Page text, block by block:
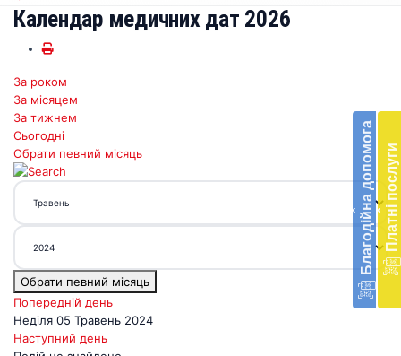
‹ Благодійна допомогав
‹ Платні послуги
Календар медичних дат 2026
За роком
За місяцем
За тижнем
Сьогодні
Обрати певний місяць
Обрати певний місяць
Попередній день
Неділя 05 Травень 2024
Наступний день